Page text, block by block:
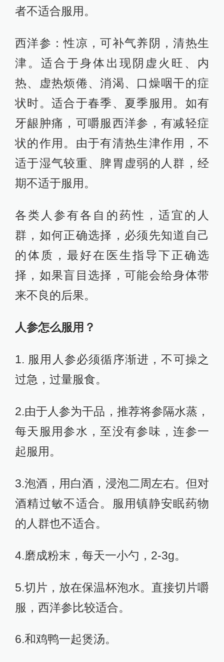
者不适合服用。
西洋参：性凉，可补气养阴，清热生
津。适合于身体出现阴虚火旺、内
热、虚热烦倦、消渴、口燥咽干的症
状时。适合于春季、夏季服用。如有
牙龈肿痛，可嚼服西洋参，有减轻症
状的作用。由于有清热生津作用，不
适于湿气较重、脾胃虚弱的人群，经
期不适于服用。
各类人参有各自的药性，适宜的人
群，如何正确选择，必须先知道自己
的体质，最好在医生指导下正确选
择，如果盲目选择，可能会给身体带
来不良的后果。
人参怎么服用？
1. 服用人参必须循序渐进，不可操之
过急，过量服食。
2.由于人参为干品，推荐将参隔水蒸，
每天服用参水，至没有参味，连参一
起服用。
3.泡酒，用白酒，浸泡二周左右。但对
酒精过敏不适合。服用镇静安眠药物
的人群也不适合。
4.磨成粉末，每天一小勺，2-3g。
5.切片，放在保温杯泡水。直接切片嚼
服，西洋参比较适合。
6.和鸡鸭一起煲汤。